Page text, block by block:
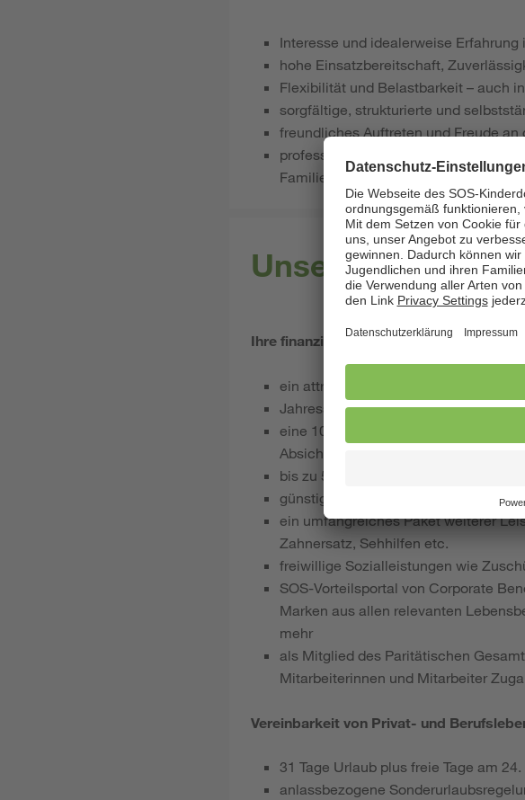
Interesse und idealerweise
hohe Einsatzbereitschaft,
Flexibilität und Belastbarkeit – auch
sorgfältige, strukturierte und
freundliches Auftreten und Freude
professioneller Umgang mit Nähe
Familien
Unsere
Ihre finanziellen Vorteile
ein attraktives, am TVöD orientiertes
Jahressonderzahlung und
eine 100 % arbeitgeberfinanzierte
Absicherung bei Erwerbsunfähigkeit
bis zu 500 € pro Jahr für Fahrtkosten
günstiges Jobradleasing (inkl. E-
ein umfangreiches Paket weiterer
Zahnersatz, Sehhilfen etc.
freiwillige Sozialleistungen wie
SOS-Vorteilsportal von Corporate
Marken aus allen relevanten
mehr
als Mitglied des Paritätischen
Mitarbeiterinnen und Mitarbeiter
Vereinbarkeit von Privat- und
31 Tage Urlaub plus freie Tage am
anlassbezogene